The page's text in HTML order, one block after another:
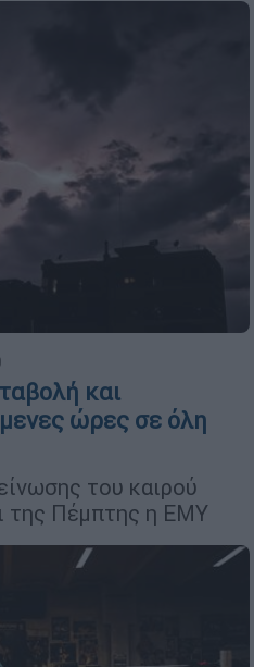
και
ώρες σε όλη
του καιρού
της Πέμπτης η ΕΜΥ